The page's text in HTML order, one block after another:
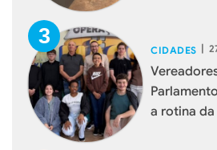
CIDADES |
a rotina da